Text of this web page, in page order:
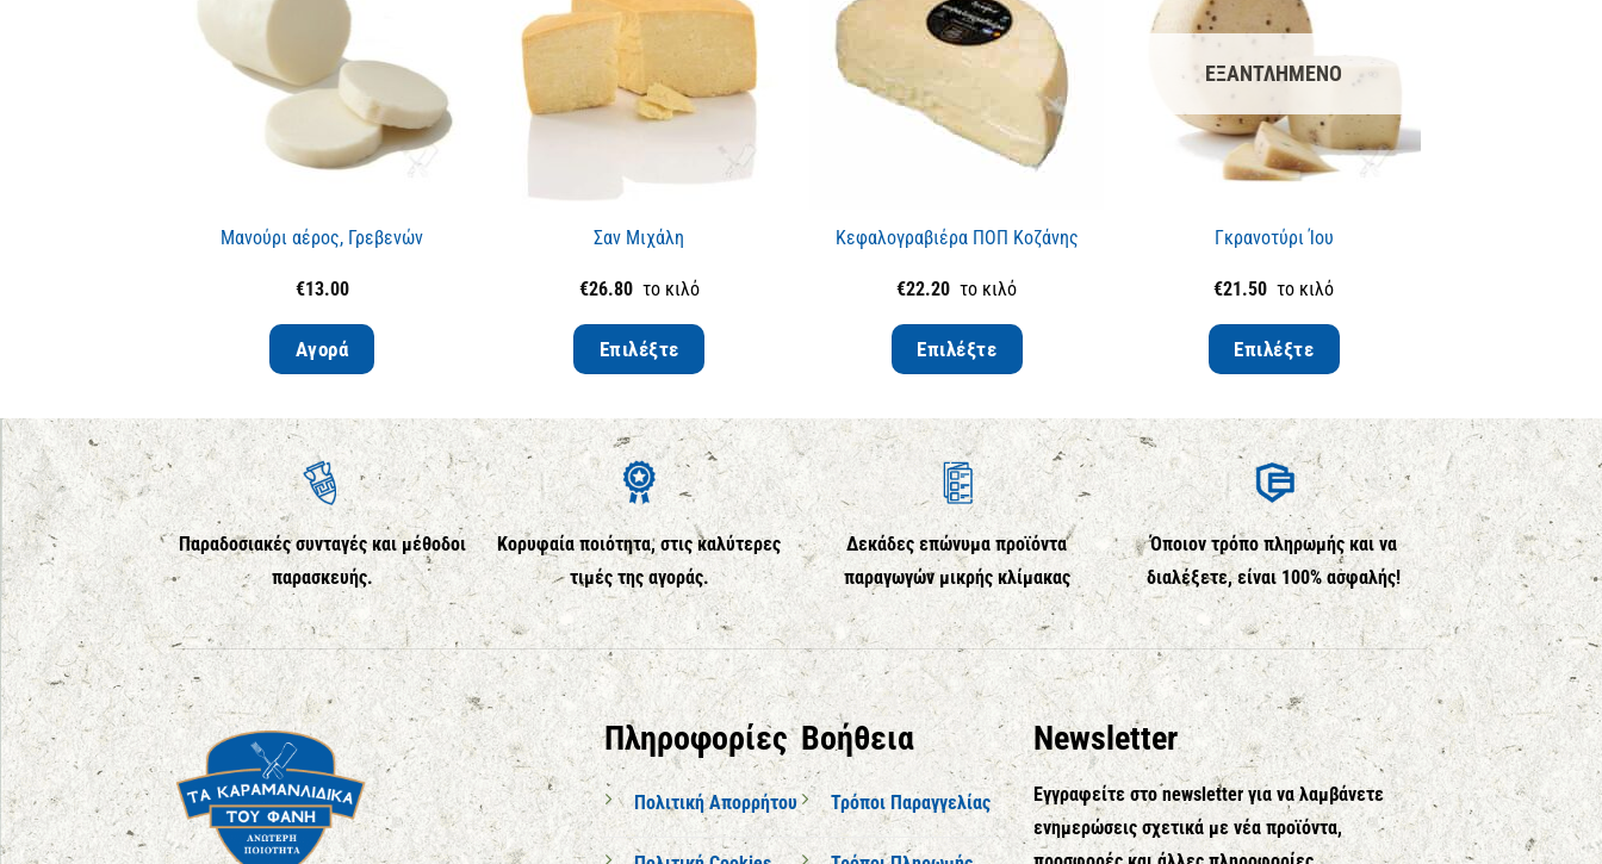
Μανούρι αέρος, Γρεβενών
€13.00
Αγορά
Σαν Μιχάλη
€26.80το κιλό
Επιλέξτε
Κεφαλογραβιέρα ΠΟΠ Κοζάνης
€22.20 το κιλό
Επιλέξτε
ΕΞΑΝΤΛΗΜΈΝΟ
Γκρανοτύρι Ίου
€21.50 το κιλό
Επιλέξτε
Παραδοσιακές συνταγές και μέθοδοι
παρασκευής.
Κορυφαία ποιότητα, στις καλύτερες
τιμές της αγοράς.
Δεκάδες επώνυμα προϊόντα
παραγωγών μικρής κλίμακας
Όποιον τρόπο πληρωμής και να
διαλέξετε, είναι 100% ασφαλής!
Πληροφορίες
Πολιτική Απορρήτου
Βοήθεια
Τρόποι Παραγγελίας
Newsletter
Εγγραφείτε στο newsletter για να λαμβάνετε
ενημερώσεις σχετικά με νέα προϊόντα,